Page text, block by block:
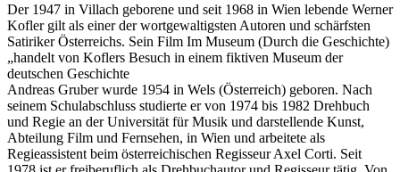
Der 1947 in Villach geborene und seit 1968 in Wien lebende Werner
Kofler gilt als einer der wortgewaltigsten Autoren und schärfsten
Satiriker Österreichs. Sein Film Im Museum (Durch die Geschichte)
„handelt von Koflers Besuch in einem fiktiven Museum der
deutschen Geschichte
Andreas Gruber wurde 1954 in Wels (Österreich) geboren. Nach
seinem Schulabschluss studierte er von 1974 bis 1982 Drehbuch
und Regie an der Universität für Musik und darstellende Kunst,
Abteilung Film und Fernsehen, in Wien und arbeitete als
Regieassistent beim österreichischen Regisseur Axel Corti. Seit